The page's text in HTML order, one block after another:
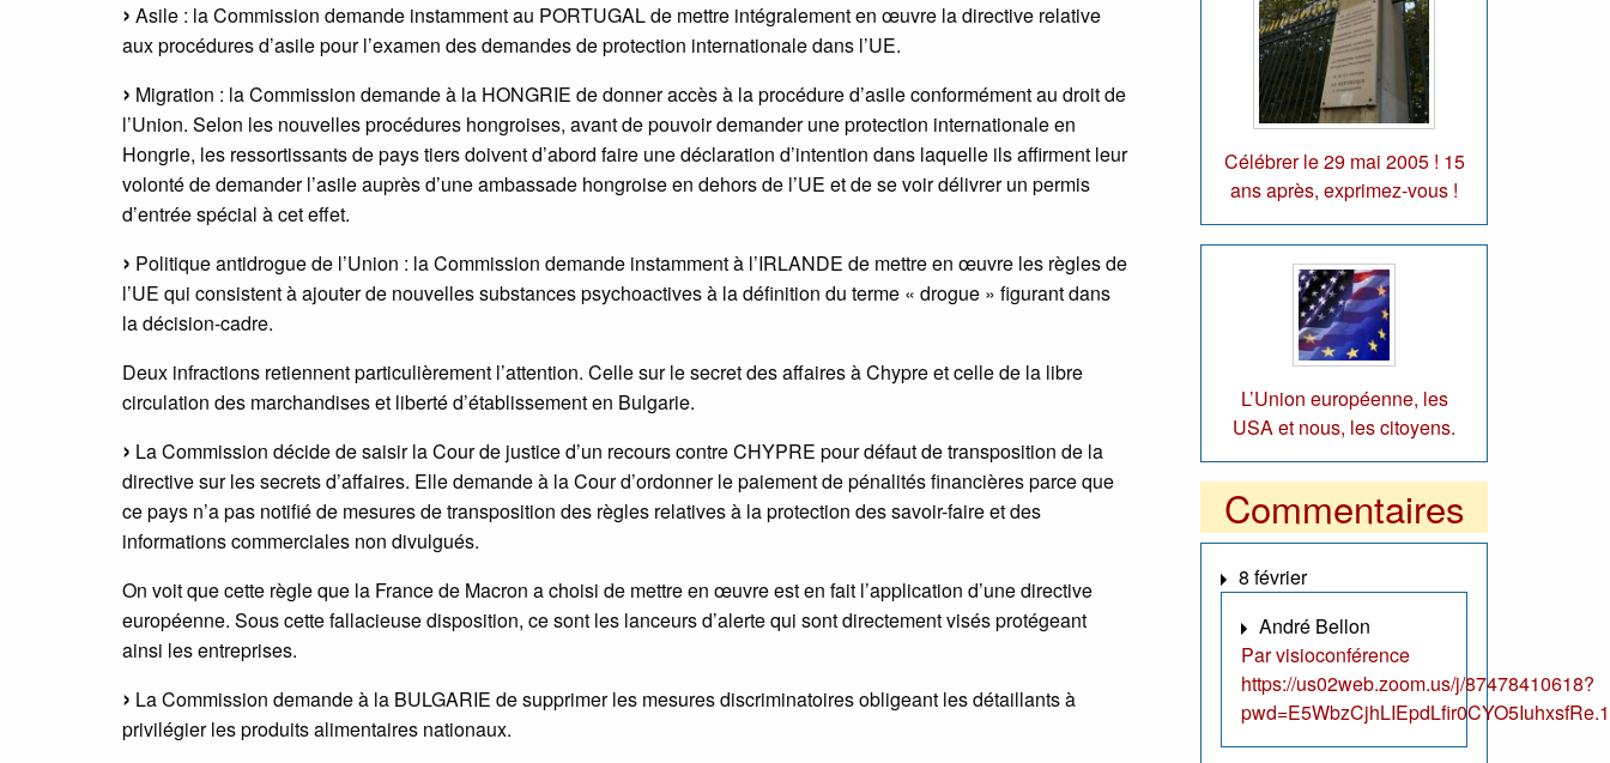
Asile : la Commission demande instamment au PORTUGAL de mettre intégralement en œuvre la directive relative
aux procédures d’asile pour l’examen des demandes de protection internationale dans l’UE.
Migration : la Commission demande à la HONGRIE de donner accès à la procédure d’asile conformément au droit de
l’Union. Selon les nouvelles procédures hongroises, avant de pouvoir demander une protection internationale en
Hongrie, les ressortissants de pays tiers doivent d’abord faire une déclaration d’intention dans laquelle ils affirment leur
volonté de demander l’asile auprès d’une ambassade hongroise en dehors de l’UE et de se voir délivrer un permis
d’entrée spécial à cet effet.
Politique antidrogue de l’Union : la Commission demande instamment à l’IRLANDE de mettre en œuvre les règles de
l’UE qui consistent à ajouter de nouvelles substances psychoactives à la définition du terme « drogue » figurant dans
la décision-cadre.
Deux infractions retiennent particulièrement l’attention. Celle sur le secret des affaires à Chypre et celle de la libre
circulation des marchandises et liberté d’établissement en Bulgarie.
La Commission décide de saisir la Cour de justice d’un recours contre CHYPRE pour défaut de transposition de la
directive sur les secrets d’affaires. Elle demande à la Cour d’ordonner le paiement de pénalités financières parce que
ce pays n’a pas notifié de mesures de transposition des règles relatives à la protection des savoir-faire et des
informations commerciales non divulgués.
On voit que cette règle que la France de Macron a choisi de mettre en œuvre est en fait l’application d’une directive
européenne. Sous cette fallacieuse disposition, ce sont les lanceurs d’alerte qui sont directement visés protégeant
ainsi les entreprises.
La Commission demande à la BULGARIE de supprimer les mesures discriminatoires obligeant les détaillants à
privilégier les produits alimentaires nationaux.
Célébrer le 29 mai 2005 ! 15
ans après, exprimez-vous !
L’Union européenne, les
USA et nous, les citoyens.
Commentaires
8 février
André Bellon
Par visioconférence
https://us02web.zoom.us/j/87478410618?